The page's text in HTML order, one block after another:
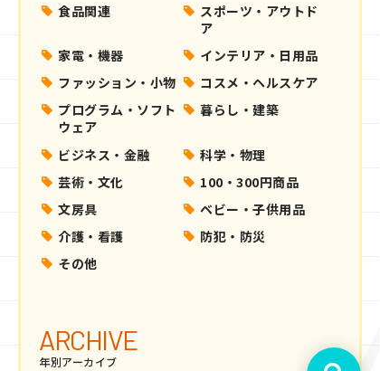
食品関連
スポーツ・アウトド
ア
家電・機器
インテリア・日用品
ファッション・小物
コスメ・ヘルスケア
プログラム・ソフト
ウェア
暮らし・建築
ビジネス・金融
科学・物理
芸術・文化
100・300円商品
文房具
ベビー・子供用品
介護・看護
防犯・防災
その他
ARCHIVE
年別アーカイブ